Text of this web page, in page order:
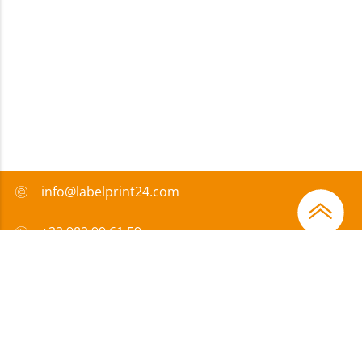
info@labelprint24.com
+33 982 99 61 59